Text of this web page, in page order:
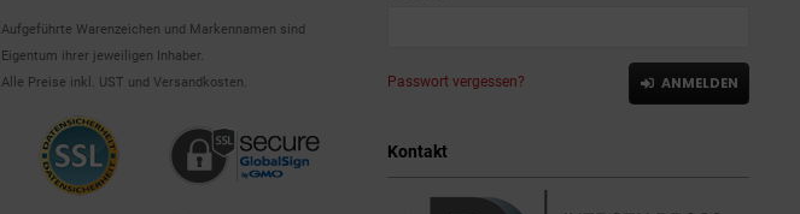
Aufgeführte Warenzeichen und Markennamen sind
Eigentum ihrer jeweiligen Inhaber.
Alle Preise inkl. UST und Versandkosten.
Passwort vergessen? ANMELDEN
Kontakt